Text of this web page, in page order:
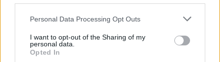
Please note that this website/app uses one or more Google
not limited to your visit or usage behaviour. You may click to
grant or deny consent to Google and its third-party tags to
use your data for below specified purposes in below Google
Personal Data Processing Opt Outs
I want to opt-out of the Sharing of my
personal data.
Opted In
- Szombat [2023.12.16.] "Mert az én
testem igazi étel, és az én vérem
igazi ital!"